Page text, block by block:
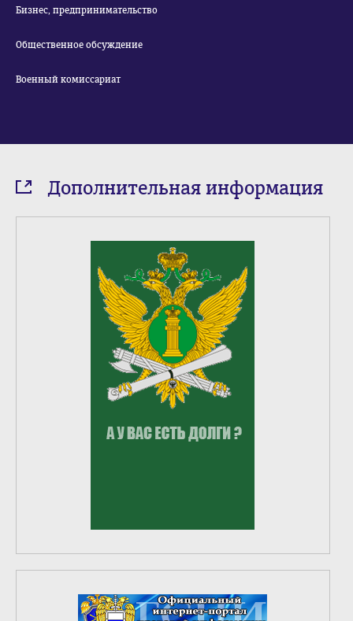
Бизнес, предпринимательство
Общественное обсуждение
Военный комиссариат
Дополнительная информация